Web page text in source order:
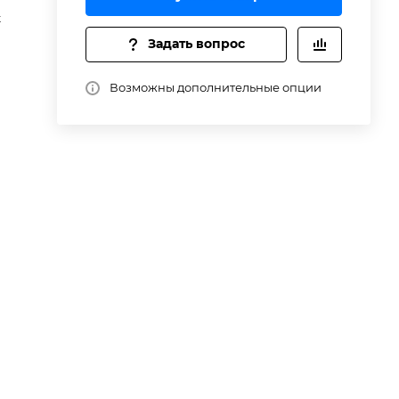
Задать вопрос
Возможны дополнительные опции